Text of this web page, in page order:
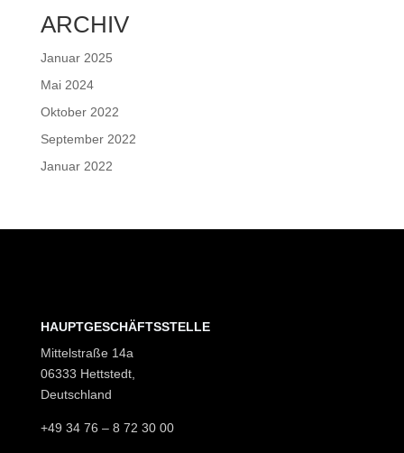
ARCHIV
Januar 2025
Mai 2024
Oktober 2022
September 2022
Januar 2022
HAUPTGESCHÄFTSSTELLE
Mittelstraße 14a
06333 Hettstedt,
Deutschland
+49 34 76 – 8 72 30 00